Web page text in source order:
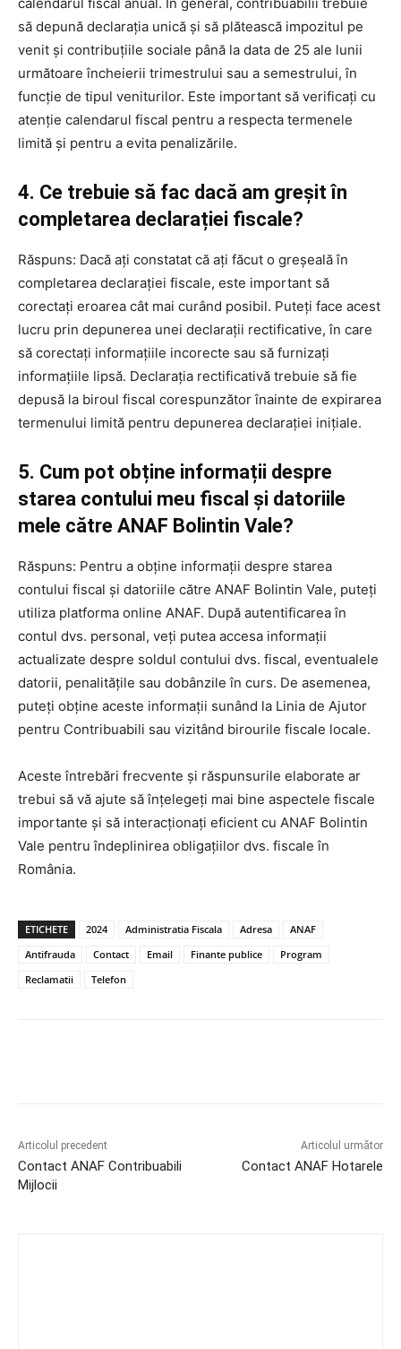
să depună declarația unică și să plătească impozitul pe
venit și contribuțiile sociale până la data de 25 ale lunii
următoare încheierii trimestrului sau a semestrului, în
funcție de tipul veniturilor. Este important să verificați cu
atenție calendarul fiscal pentru a respecta termenele
limită și pentru a evita penalizările.
4. Ce trebuie să fac dacă am greșit în
completarea declarației fiscale?
Răspuns: Dacă ați constatat că ați făcut o greșeală în
completarea declarației fiscale, este important să
corectați eroarea cât mai curând posibil. Puteți face acest
lucru prin depunerea unei declarații rectificative, în care
să corectați informațiile incorecte sau să furnizați
informațiile lipsă. Declarația rectificativă trebuie să fie
depusă la biroul fiscal corespunzător înainte de expirarea
termenului limită pentru depunerea declarației inițiale.
5. Cum pot obține informații despre
starea contului meu fiscal și datoriile
mele către ANAF Bolintin Vale?
Răspuns: Pentru a obține informații despre starea
contului fiscal și datoriile către ANAF Bolintin Vale, puteți
utiliza platforma online ANAF. După autentificarea în
contul dvs. personal, veți putea accesa informații
actualizate despre soldul contului dvs. fiscal, eventualele
datorii, penalitățile sau dobânzile în curs. De asemenea,
puteți obține aceste informații sunând la Linia de Ajutor
pentru Contribuabili sau vizitând birourile fiscale locale.
Aceste întrebări frecvente și răspunsurile elaborate ar
trebui să vă ajute să înțelegeți mai bine aspectele fiscale
importante și să interacționați eficient cu ANAF Bolintin
Vale pentru îndeplinirea obligațiilor dvs. fiscale în
România.
ETICHETE 2024 Administratia Fiscala Adresa
ANAF
Antifrauda
Contact Email Finante publice
Program
Reclamatii
Telefon
Articolul precedent
Contact ANAF Contribuabili
Mijlocii
Articolul următor
Contact ANAF Hotarele